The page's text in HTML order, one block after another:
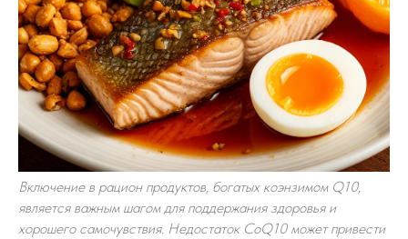
Включение в рацион продуктов, богатых коэнзимом Q10,
является важным шагом для поддержания здоровья и
хорошего самочувствия. Недостаток CoQ10 может привести